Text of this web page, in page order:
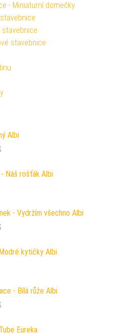
- Miniaturní domečky
stavebnice
stavebnice
Albi
cena byla: 399 Kč.
Náš rošťák Albi
byla: 65 Kč.
- Vydržím všechno Albi
cena byla: 229 Kč.
kytičky Albi
byla: 59 Kč.
- Bílá růže Albi
cena byla: 199 Kč.
Eureka